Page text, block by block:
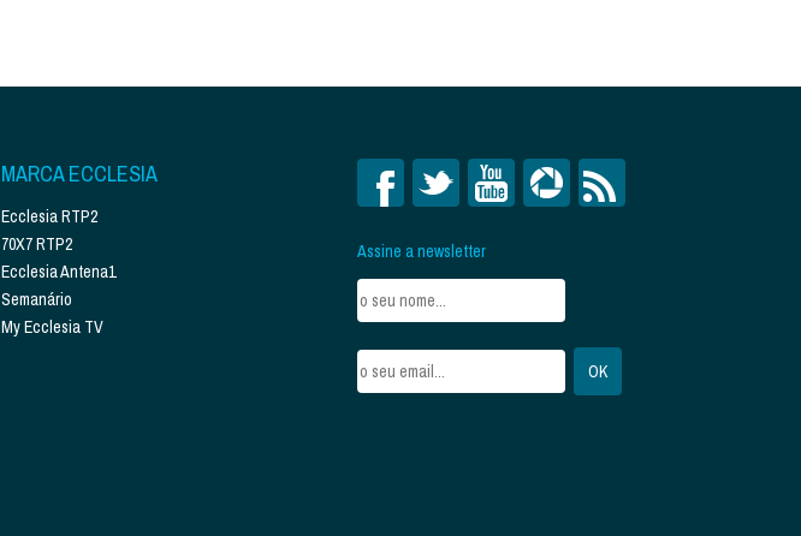
MARCA ECCLESIA
Ecclesia RTP2
70X7 RTP2
Ecclesia Antena1
Semanário
My Ecclesia TV
Assine a newsletter